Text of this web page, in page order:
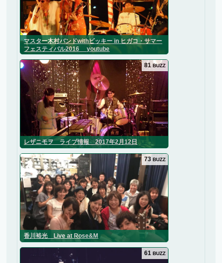
マスター木村バンドwithビッキー in ヒガコ・サマー
フェスティバル2016 youtube
レザニモヲ ライブ情報 2017年2月12日
81 BUZZ
香川裕光 Live at Rose&M
73 BUZZ
61 BUZZ